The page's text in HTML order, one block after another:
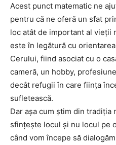
Acest punct matematic ne
pentru că ne oferă un sfat
loc atât de important al vieţii
este în legătură cu
Cerului, fiind asociat cu o
cameră, un hobby,
decât refugii în care fiinţa
sufletească.
Dar aşa cum ştim din tradiţia
sfinţeşte locul şi nu locul pe
când vom începe să